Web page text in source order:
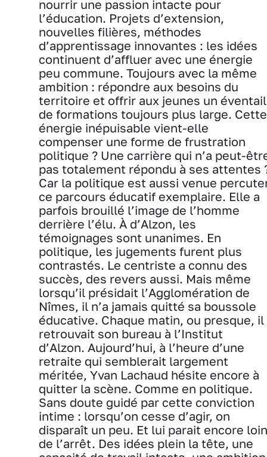
nourrir une passion intacte pour
l’éducation. Projets d’extension,
nouvelles filières, méthodes
d’apprentissage innovantes : les idées
continuent d’affluer avec une énergie
peu commune. Toujours avec la même
ambition : répondre aux besoins du
territoire et offrir aux jeunes un éventail
de formations toujours plus large. Cette
énergie inépuisable vient-elle
compenser une forme de frustration
politique ? Une carrière qui n’a peut-
pas totalement répondu à ses attentes
Car la politique est aussi venue
ce parcours éducatif exemplaire. Elle a
parfois brouillé l’image de l’homme
derrière l’élu. À d’Alzon, les
témoignages sont unanimes. En
politique, les jugements furent plus
contrastés. Le centriste a connu des
succès, des revers aussi. Mais même
lorsqu’il présidait l’Agglomération de
Nîmes, il n’a jamais quitté sa boussole
éducative. Chaque matin, ou presque, il
retrouvait son bureau à l’Institut
d’Alzon. Aujourd’hui, à l’heure d’une
retraite qui semblerait largement
méritée, Yvan Lachaud hésite encore à
quitter la scène. Comme en politique.
Sans doute guidé par cette conviction
intime : lorsqu’on cesse d’agir, on
disparaît un peu. Et lui parait encore loin
de l’arrêt. Des idées plein la tête, une